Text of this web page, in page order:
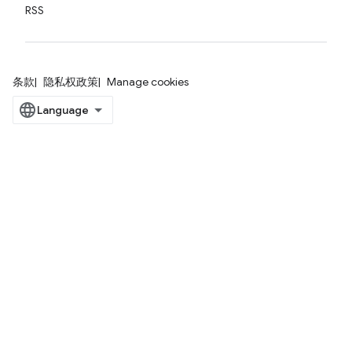
RSS
条款 隐私权政策 Manage cookies